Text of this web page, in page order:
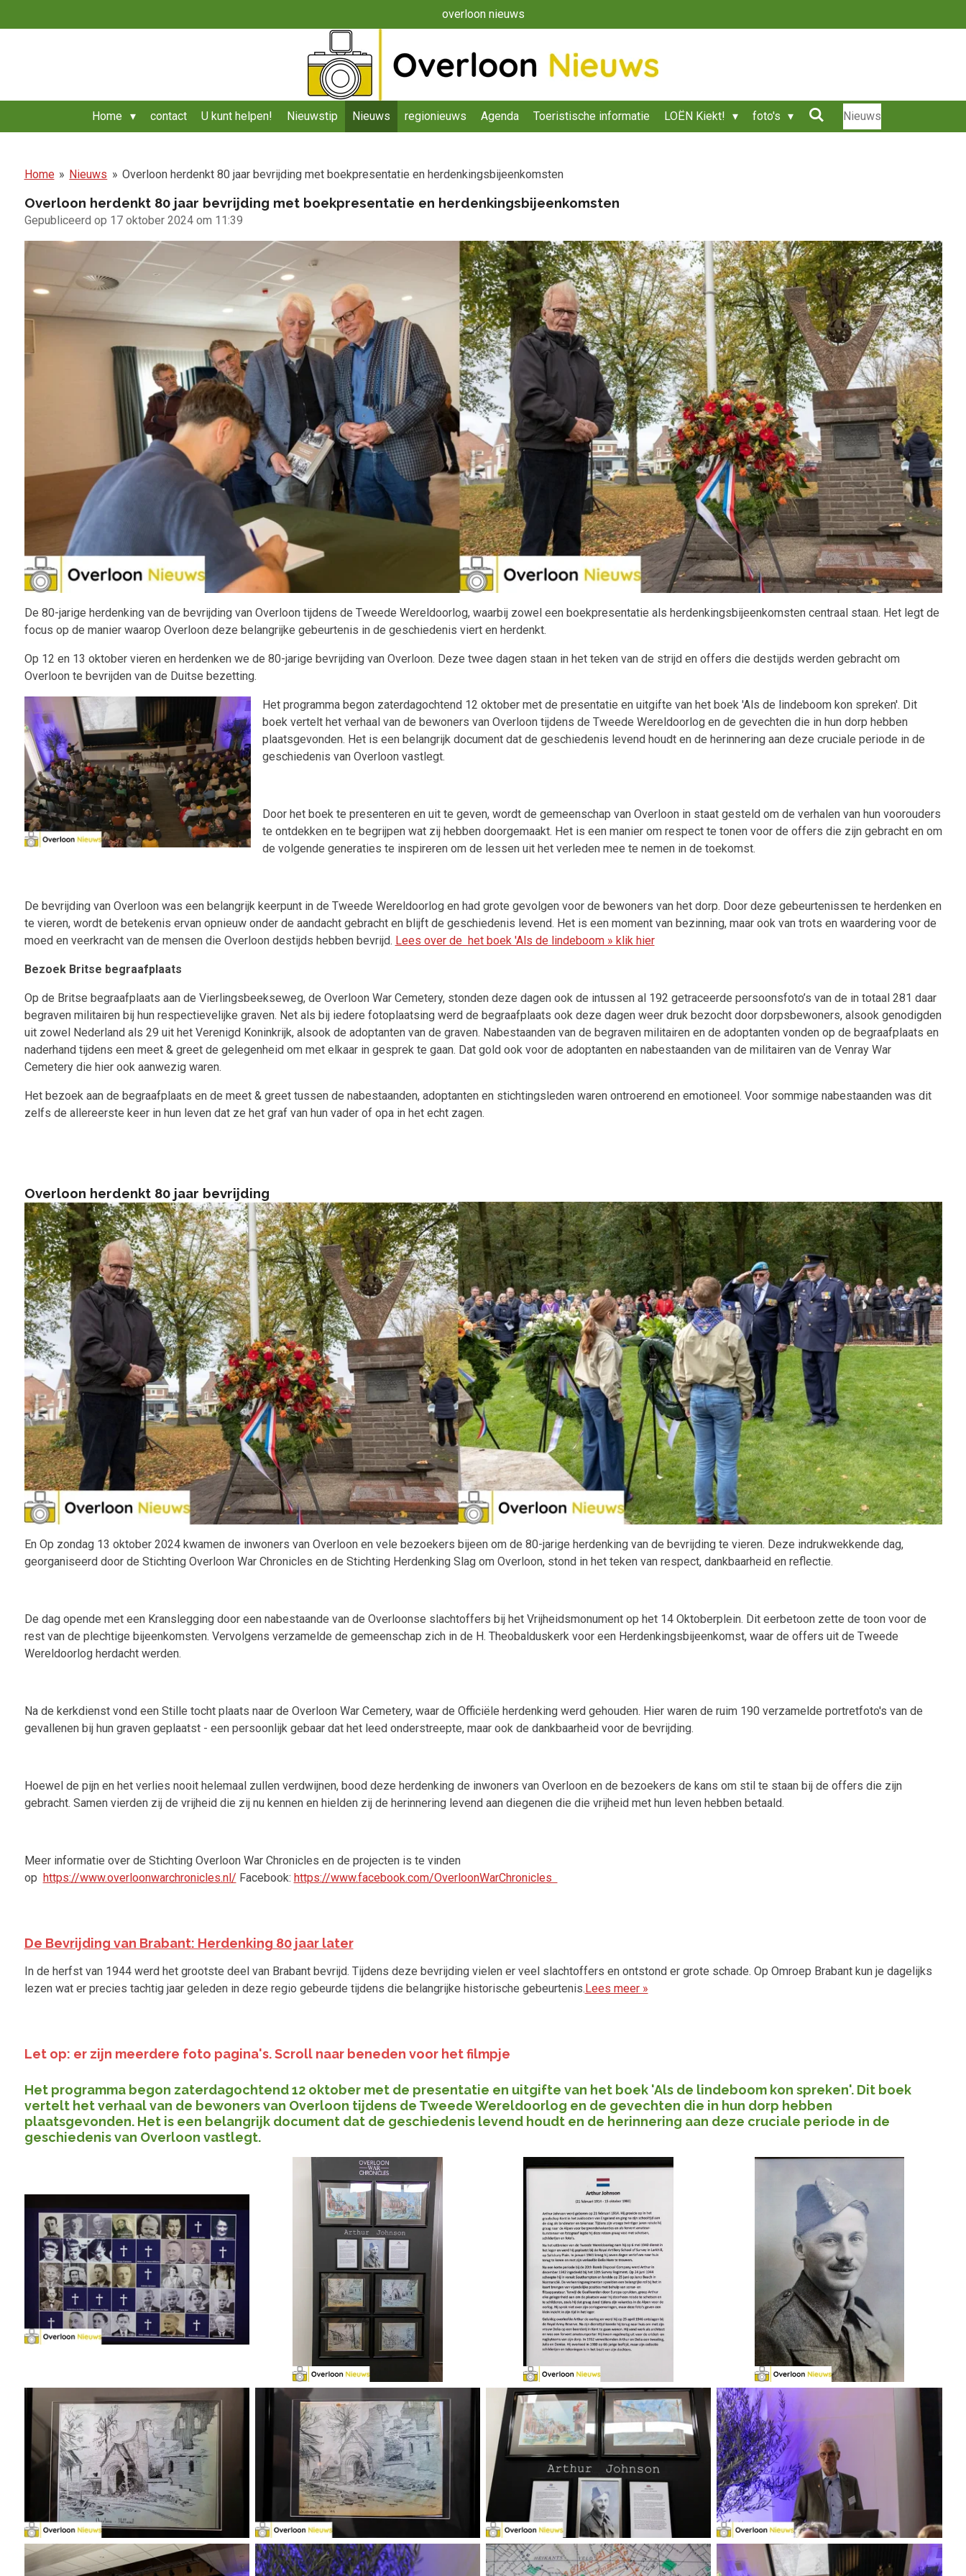
direct
overloon nieuws
Home contact U kunt helpen! Nieuwstip Nieuws regionieuws Agenda Toeristische informatie LOËN Kiekt! foto's Nieuws
Home » Nieuws » Overloon herdenkt 80 jaar bevrijding met boekpresentatie en herdenkingsbijeenkomsten
Overloon herdenkt 80 jaar bevrijding met boekpresentatie en herdenkingsbijeenkomsten
Gepubliceerd op 17 oktober 2024 om 11:39
De 80-jarige herdenking van de bevrijding van Overloon tijdens de Tweede Wereldoorlog, waarbij zowel een boekpresentatie als herdenkingsbijeenkomsten centraal staan. Het legt de
focus op de manier waarop Overloon deze belangrijke gebeurtenis in de geschiedenis viert en herdenkt.
Op 12 en 13 oktober vieren en herdenken we de 80-jarige bevrijding van Overloon. Deze twee dagen staan in het teken van de strijd en offers die destijds werden gebracht om
Overloon te bevrijden van de Duitse bezetting.
Het programma begon zaterdagochtend 12 oktober met de presentatie en uitgifte van het boek 'Als de lindeboom kon spreken'. Dit
boek vertelt het verhaal van de bewoners van Overloon tijdens de Tweede Wereldoorlog en de gevechten die in hun dorp hebben
plaatsgevonden. Het is een belangrijk document dat de geschiedenis levend houdt en de herinnering aan deze cruciale periode in de
geschiedenis van Overloon vastlegt.
Door het boek te presenteren en uit te geven, wordt de gemeenschap van Overloon in staat gesteld om de verhalen van hun voorouders
te ontdekken en te begrijpen wat zij hebben doorgemaakt. Het is een manier om respect te tonen voor de offers die zijn gebracht en om
de volgende generaties te inspireren om de lessen uit het verleden mee te nemen in de toekomst.
De bevrijding van Overloon was een belangrijk keerpunt in de Tweede Wereldoorlog en had grote gevolgen voor de bewoners van het dorp. Door deze gebeurtenissen te herdenken en
te vieren, wordt de betekenis ervan opnieuw onder de aandacht gebracht en blijft de geschiedenis levend. Het is een moment van bezinning, maar ook van trots en waardering voor de
moed en veerkracht van de mensen die Overloon destijds hebben bevrijd. Lees over de het boek 'Als de lindeboom » klik hier
Bezoek Britse begraafplaats
Op de Britse begraafplaats aan de Vierlingsbeekseweg, de Overloon War Cemetery, stonden deze dagen ook de intussen al 192 getraceerde persoonsfoto’s van de in totaal 281 daar
begraven militairen bij hun respectievelijke graven. Net als bij iedere fotoplaatsing werd de begraafplaats ook deze dagen weer druk bezocht door dorpsbewoners, alsook genodigden
uit zowel Nederland als 29 uit het Verenigd Koninkrijk, alsook de adoptanten van de graven. Nabestaanden van de begraven militairen en de adoptanten vonden op de begraafplaats en
naderhand tijdens een meet & greet de gelegenheid om met elkaar in gesprek te gaan. Dat gold ook voor de adoptanten en nabestaanden van de militairen van de Venray War
Cemetery die hier ook aanwezig waren.
Het bezoek aan de begraafplaats en de meet & greet tussen de nabestaanden, adoptanten en stichtingsleden waren ontroerend en emotioneel. Voor sommige nabestaanden was dit
zelfs de allereerste keer in hun leven dat ze het graf van hun vader of opa in het echt zagen.
Overloon herdenkt 80 jaar bevrijding
En Op zondag 13 oktober 2024 kwamen de inwoners van Overloon en vele bezoekers bijeen om de 80-jarige herdenking van de bevrijding te vieren. Deze indrukwekkende dag,
georganiseerd door de Stichting Overloon War Chronicles en de Stichting Herdenking Slag om Overloon, stond in het teken van respect, dankbaarheid en reflectie.
De dag opende met een Kranslegging door een nabestaande van de Overloonse slachtoffers bij het Vrijheidsmonument op het 14 Oktoberplein. Dit eerbetoon zette de toon voor de
rest van de plechtige bijeenkomsten. Vervolgens verzamelde de gemeenschap zich in de H. Theobalduskerk voor een Herdenkingsbijeenkomst, waar de offers uit de Tweede
Wereldoorlog herdacht werden.
Na de kerkdienst vond een Stille tocht plaats naar de Overloon War Cemetery, waar de Officiële herdenking werd gehouden. Hier waren de ruim 190 verzamelde portretfoto's van de
gevallenen bij hun graven geplaatst - een persoonlijk gebaar dat het leed onderstreepte, maar ook de dankbaarheid voor de bevrijding.
Hoewel de pijn en het verlies nooit helemaal zullen verdwijnen, bood deze herdenking de inwoners van Overloon en de bezoekers de kans om stil te staan bij de offers die zijn
gebracht. Samen vierden zij de vrijheid die zij nu kennen en hielden zij de herinnering levend aan diegenen die die vrijheid met hun leven hebben betaald.
Meer informatie over de Stichting Overloon War Chronicles en de projecten is te vinden
op https://www.overloonwarchronicles.nl/ Facebook: https://www.facebook.com/OverloonWarChronicles
De Bevrijding van Brabant: Herdenking 80 jaar later
In de herfst van 1944 werd het grootste deel van Brabant bevrijd. Tijdens deze bevrijding vielen er veel slachtoffers en ontstond er grote schade. Op Omroep Brabant kun je dagelijks
lezen wat er precies tachtig jaar geleden in deze regio gebeurde tijdens die belangrijke historische gebeurtenis.Lees meer »
Let op: er zijn meerdere foto pagina's. Scroll naar beneden voor het filmpje
Het programma begon zaterdagochtend 12 oktober met de presentatie en uitgifte van het boek 'Als de lindeboom kon spreken'. Dit boek
vertelt het verhaal van de bewoners van Overloon tijdens de Tweede Wereldoorlog en de gevechten die in hun dorp hebben
plaatsgevonden. Het is een belangrijk document dat de geschiedenis levend houdt en de herinnering aan deze cruciale periode in de
geschiedenis van Overloon vastlegt.